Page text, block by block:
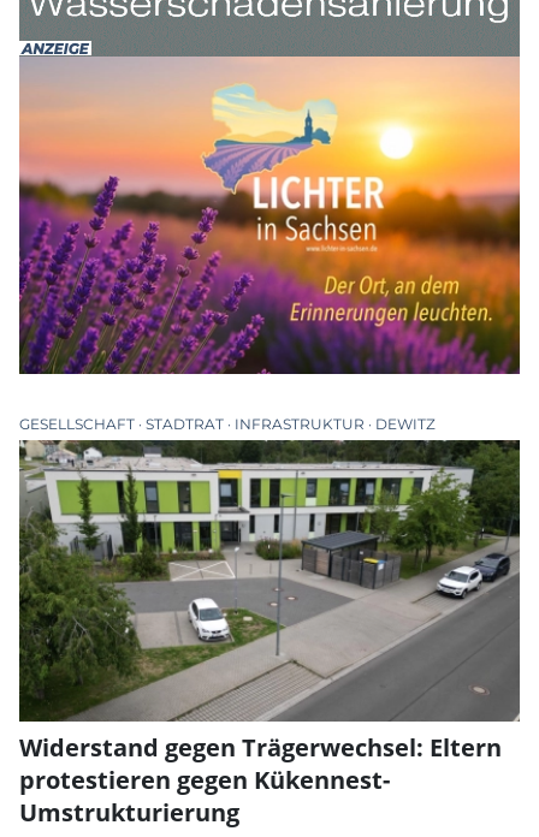
GESELLSCHAFT STADTRAT INFRASTRUKTUR DEWITZ
Widerstand gegen Trägerwechsel: Eltern
protestieren gegen Kükennest-
Umstrukturierung